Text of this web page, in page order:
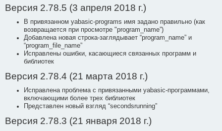
Версия 2.78.5 (3 апреля 2018 г.)
В привязанном yabasic-programs имя задано правильно (как
возвращается при просмотре "program_name”)
Добавлена новая строка-заглядывает “program_name” и
“program_file_name”
Исправлены ошибки, касающиеся связанных программ и
библиотек
Версия 2.78.4 (21 марта 2018 г.)
Исправлена проблема с привязанными yabasic-программами,
включающими более трех библиотек
Представлен новый взгляд “secondsrunning”
Версия 2.78.3 (21 января 2018 г.)